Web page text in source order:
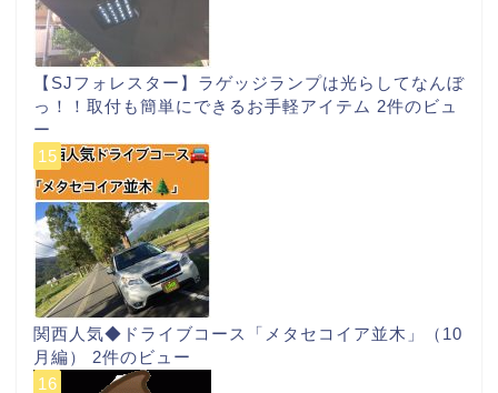
【SJフォレスター】ラゲッジランプは光らしてなんぼ
っ！！取付も簡単にできるお手軽アイテム 2件のビュ
ー
関西人気◆ドライブコース「メタセコイア並木」（10
月編） 2件のビュー